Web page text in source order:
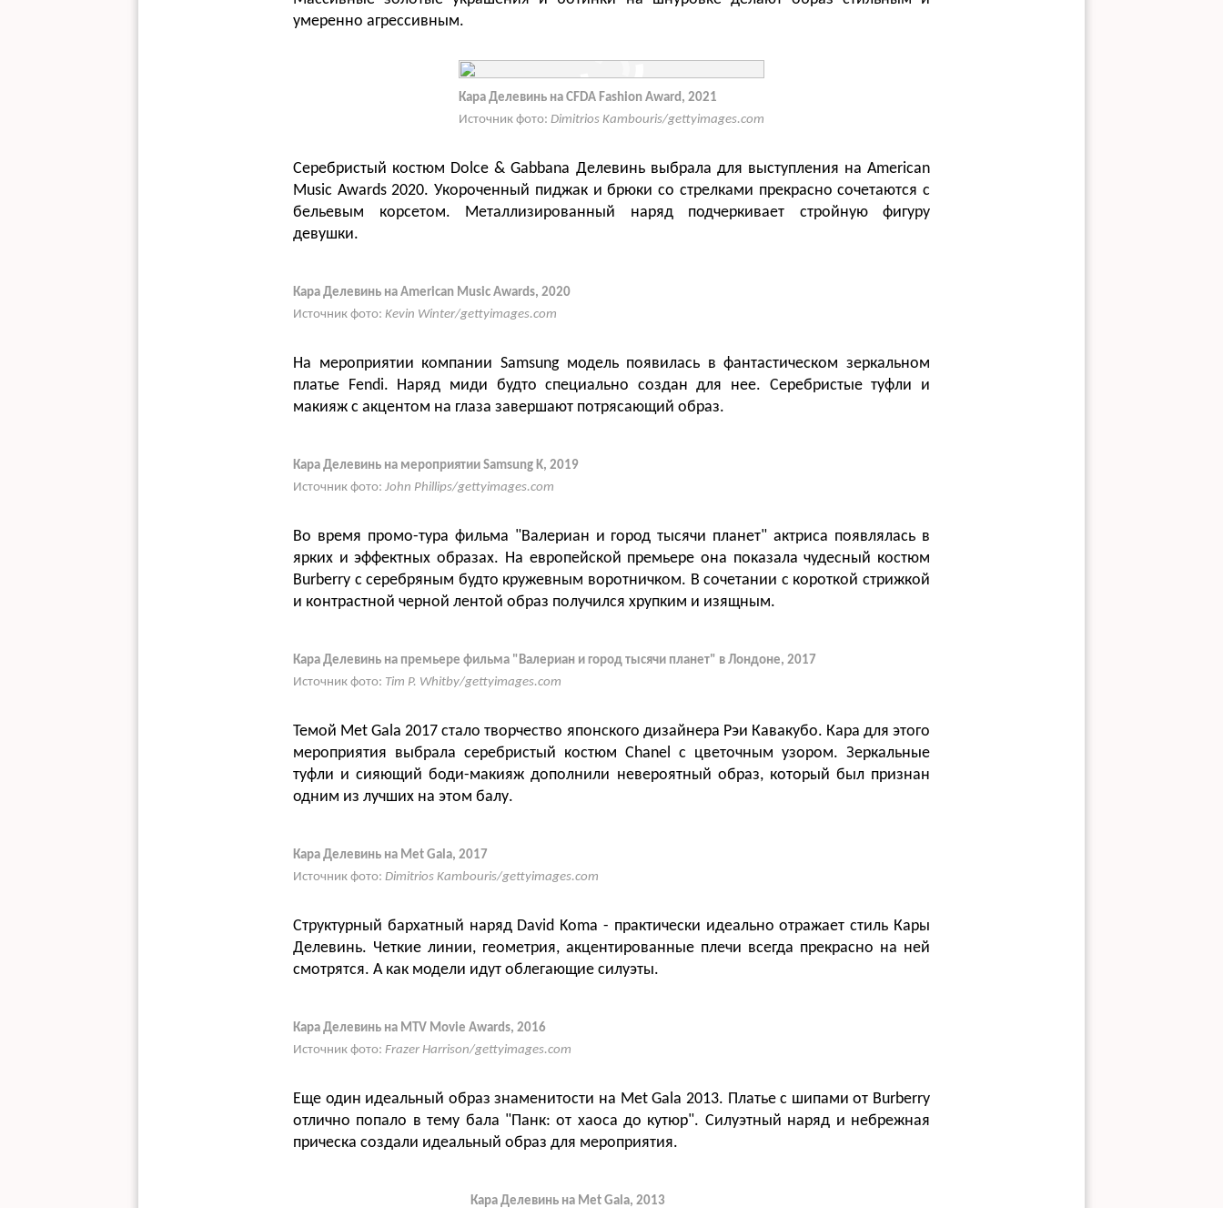
умеренно агрессивным.
Кара Делевинь на CFDA Fashion Award, 2021
Источник фото: Dimitrios Kambouris/gettyimages.com
Серебристый костюм Dolce & Gabbana Делевинь выбрала для выступления на American
Music Awards 2020. Укороченный пиджак и брюки со стрелками прекрасно сочетаются с
бельевым корсетом. Металлизированный наряд подчеркивает стройную фигуру
девушки.
Кара Делевинь на American Music Awards, 2020
Источник фото: Kevin Winter/gettyimages.com
На мероприятии компании Samsung модель появилась в фантастическом зеркальном
платье Fendi. Наряд миди будто специально создан для нее. Серебристые туфли и
макияж с акцентом на глаза завершают потрясающий образ.
Кара Делевинь на мероприятии Samsung K, 2019
Источник фото: John Phillips/gettyimages.com
Во время промо-тура фильма "Валериан и город тысячи планет" актриса появлялась в
ярких и эффектных образах. На европейской премьере она показала чудесный костюм
Burberry с серебряным будто кружевным воротничком. В сочетании с короткой стрижкой
и контрастной черной лентой образ получился хрупким и изящным.
Кара Делевинь на премьере фильма "Валериан и город тысячи планет" в Лондоне, 2017
Источник фото: Tim P. Whitby/gettyimages.com
Темой Met Gala 2017 стало творчество японского дизайнера Рэи Кавакубо. Кара для этого
мероприятия выбрала серебристый костюм Chanel с цветочным узором. Зеркальные
туфли и сияющий боди-макияж дополнили невероятный образ, который был признан
одним из лучших на этом балу.
Кара Делевинь на Met Gala, 2017
Источник фото: Dimitrios Kambouris/gettyimages.com
Структурный бархатный наряд David Koma - практически идеально отражает стиль Кары
Делевинь. Четкие линии, геометрия, акцентированные плечи всегда прекрасно на ней
смотрятся. А как модели идут облегающие силуэты.
Кара Делевинь на MTV Movie Awards, 2016
Источник фото: Frazer Harrison/gettyimages.com
Еще один идеальный образ знаменитости на Met Gala 2013. Платье с шипами от Burberry
отлично попало в тему бала "Панк: от хаоса до кутюр". Силуэтный наряд и небрежная
прическа создали идеальный образ для мероприятия.
Кара Делевинь на Met Gala, 2013